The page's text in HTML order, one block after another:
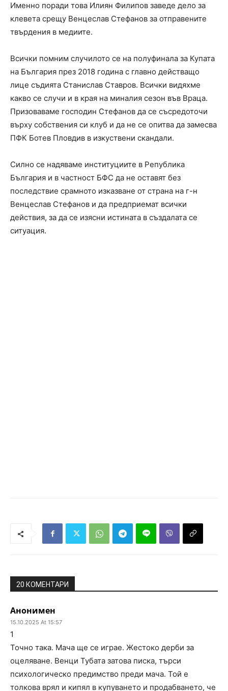
Именно поради това Илиян Филипов заведе дело за
клевета срещу Венцеслав Стефанов за отправените
твърдения в медиите.
Всички помним случилото се на полуфинала за Купата
на България през 2018 година с главно действащо
лице съдията Станислав Ставров. Всички видяхме
какво се случи и в края на миналия сезон във Враца.
Призоваваме господин Стефанов да се съсредоточи
върху собствения си клуб и да не се опитва да замесва
ПФК Ботев Пловдив в изкуствени скандали.
Силно се надяваме институциите в Република
България и в частност БФС да не оставят без
последствие срамното изказване от страна на г-н
Венцеслав Стефанов и да предприемат всички
действия, за да се изясни истината в създалата се
ситуация.
20 КОМЕНТАРИ
Анонимен
15.10.2025 At 15:57
1
Точно така. Мача ще се играе. Жестоко дерби за
оцеляване. Венци Тубата затова писка, търси
психологическо предимство преди мача. Той е
толкова врял и кипял в купуването и продабването, че